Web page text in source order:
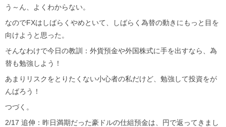
う～ん、よくわからない。
なのでFXはしばらくやめといて、しばらく為替の動きにもっと目を
向けようと思った。
そんなわけで今日の教訓：外貨預金や外国株式に手を出すなら、為
替も勉強しよう！
あまりリスクをとりたくない小心者の私だけど、勉強して投資をが
んばろう！
つづく。
2/17 追伸：昨日満期だった豪ドルの仕組預金は、円で返ってきまし